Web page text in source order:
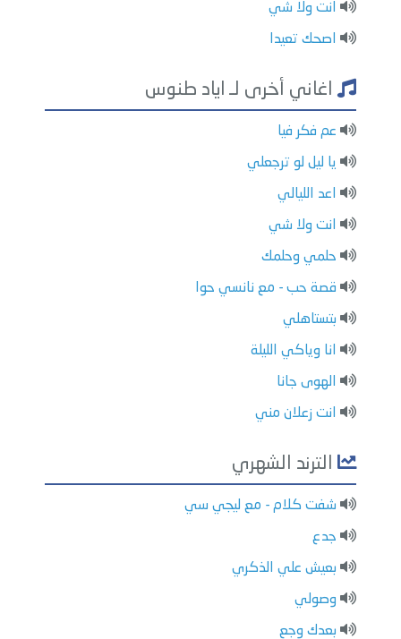
انت ولا شي
اصحك تعيدا
اغاني أخرى لـ اياد طنوس
عم فكر فيا
يا ليل لو ترجعلي
اعد الليالي
انت ولا شي
حلمي وحلمك
قصة حب - مع نانسي حوا
بتستاهلي
انا وياكي الليلة
الهوى جانا
انت زعلان مني
الترند الشهري
شفت كلام - مع ليجي سي
جدع
بعيش علي الذكري
وصولي
بعدك وجع